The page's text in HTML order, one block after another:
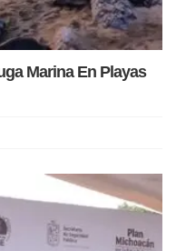
Marina En Playas